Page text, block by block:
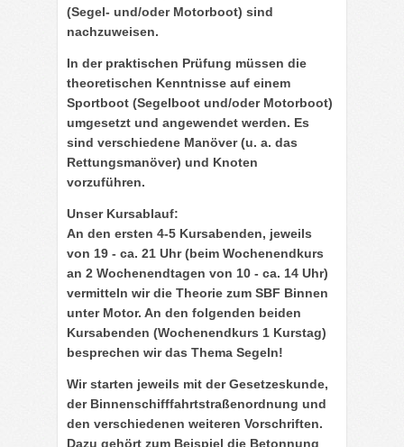
(Segel- und/oder Motorboot) sind
nachzuweisen.
In der praktischen Prüfung müssen die
theoretischen Kenntnisse auf einem
Sportboot (Segelboot und/oder Motorboot)
umgesetzt und angewendet werden. Es
sind verschiedene Manöver (u. a. das
Rettungsmanöver) und Knoten
vorzuführen.
Unser Kursablauf:
An den ersten 4-5 Kursabenden, jeweils
von 19 - ca. 21 Uhr (beim Wochenendkurs
an 2 Wochenendtagen von 10 - ca. 14 Uhr)
vermitteln wir die Theorie zum SBF Binnen
unter Motor. An den folgenden beiden
Kursabenden (Wochenendkurs 1 Kurstag)
besprechen wir das Thema Segeln!
Wir starten jeweils mit der Gesetzeskunde,
der Binnenschifffahrtstraßenordnung und
den verschiedenen weiteren Vorschriften.
Dazu gehört zum Beispiel die Betonnung